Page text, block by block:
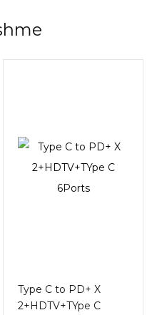
Type C to PD+ X
2+HDTV+TYpe C